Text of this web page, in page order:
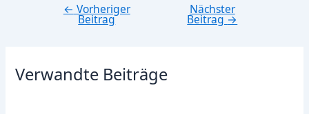
Beitragsnavigation
← Vorheriger
Beitrag
Nächster
Beitrag→
Verwandte Beiträge